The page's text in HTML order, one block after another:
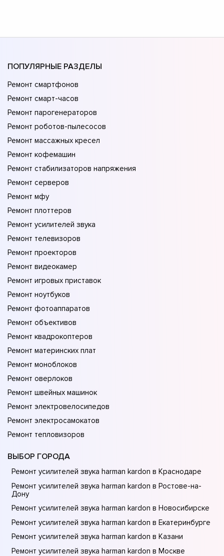
ПОПУЛЯРНЫЕ РАЗДЕЛЫ
Ремонт смартфонов
Ремонт смарт-часов
Ремонт парогенераторов
Ремонт роботов-пылесосов
Ремонт массажных кресел
Ремонт кофемашин
Ремонт стабилизаторов напряжения
Ремонт серверов
Ремонт мфу
Ремонт плоттеров
Ремонт усилителей звука
Ремонт телевизоров
Ремонт проекторов
Ремонт видеокамер
Ремонт игровых приставок
Ремонт ноутбуков
Ремонт фотоаппаратов
Ремонт объективов
Ремонт квадрокоптеров
Ремонт материнских плат
Ремонт моноблоков
Ремонт оверлоков
Ремонт швейных машинок
Ремонт электровелосипедов
Ремонт электросамокатов
Ремонт тепловизоров
ВЫБОР ГОРОДА
Ремонт усилителей звука harman kardon в Краснодаре
Ремонт усилителей звука harman kardon в Ростове-на-
Донy
Ремонт усилителей звука harman kardon в Новосибирске
Ремонт усилителей звука harman kardon в Екатеринбурге
Ремонт усилителей звука harman kardon в Казани
Ремонт усилителей звука harman kardon в Москве